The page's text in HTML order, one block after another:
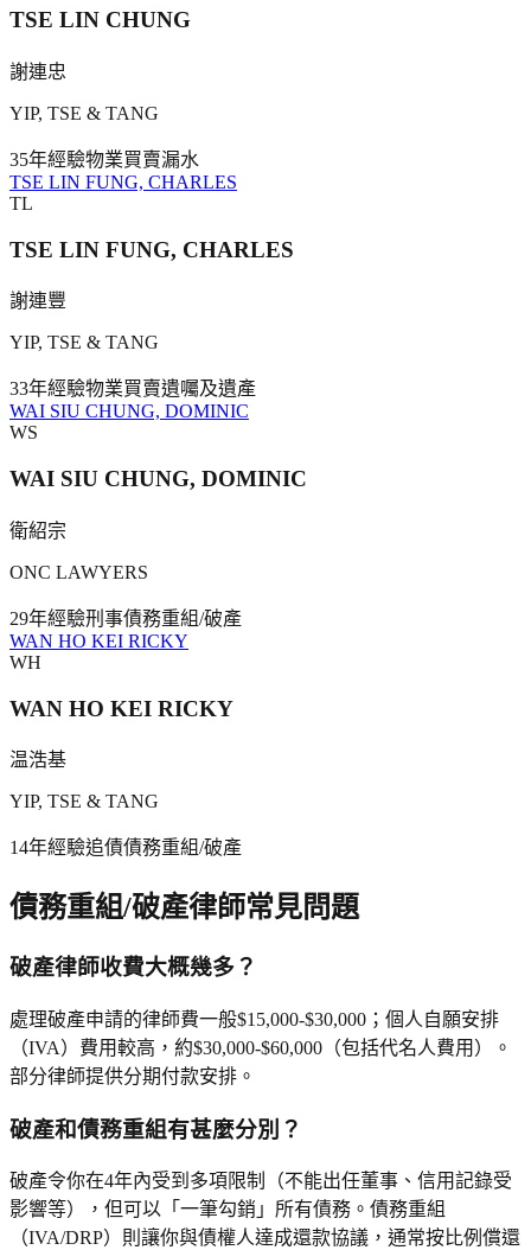
TSE LIN CHUNG
謝連忠
YIP, TSE & TANG
35年經驗物業買賣漏水
TSE LIN FUNG, CHARLES
TL
TSE LIN FUNG, CHARLES
謝連豐
YIP, TSE & TANG
33年經驗物業買賣遺囑及遺產
WAI SIU CHUNG, DOMINIC
WS
WAI SIU CHUNG, DOMINIC
衛紹宗
ONC LAWYERS
29年經驗刑事債務重組/破產
WAN HO KEI RICKY
WH
WAN HO KEI RICKY
温浩基
YIP, TSE & TANG
14年經驗追債債務重組/破產
債務重組/破產律師常見問題
破產律師收費大概幾多？
處理破產申請的律師費一般$15,000-$30,000；個人自願安排
（IVA）費用較高，約$30,000-$60,000（包括代名人費用）。
部分律師提供分期付款安排。
破產和債務重組有甚麼分別？
破產令你在4年內受到多項限制（不能出任董事、信用記錄受
影響等），但可以「一筆勾銷」所有債務。債務重組
（IVA/DRP）則讓你與債權人達成還款協議，通常按比例償還